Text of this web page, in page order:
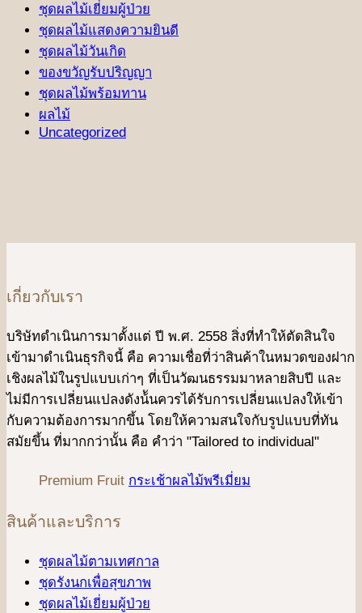
ชุดผลไม้เยี่ยมผู้ป่วย
ชุดผลไม้แสดงความยินดี
ชุดผลไม้วันเกิด
ของขวัญรับปริญญา
ชุดผลไม้พร้อมทาน
ผลไม้
Uncategorized
เกี่ยวกับเรา
บริษัทดําเนินการมาตั้งแต่ ปี พ.ศ. 2558 สิ่งที่ทำให้ตัดสินใจ
เข้ามาดําเนินธุรกิจนี้ คือ ความเชื่อที่ว่าสินค้าในหมวดของฝาก
เชิงผลไม้ในรูปแบบเก่าๆ ที่เป็นวัฒนธรรมมาหลายสิบปี และ
ไม่มีการเปลี่ยนแปลงดังน้ันควรได้รับการเปลี่ยนแปลงให้เข้า
กับความต้องการมากขึ้น โดยให้ความสนใจกับรูปแบบที่ทัน
สมัยขึ้น ที่มากกว่านั้น คือ คําว่า "Tailored to individual"
Premium Fruit กระเช้าผลไม้พรีเมี่ยม
สินค้าและบริการ
ชุดผลไม้ตามเทศกาล
ชุดรังนกเพื่อสุขภาพ
ชุดผลไม้เยี่ยมผู้ป่วย